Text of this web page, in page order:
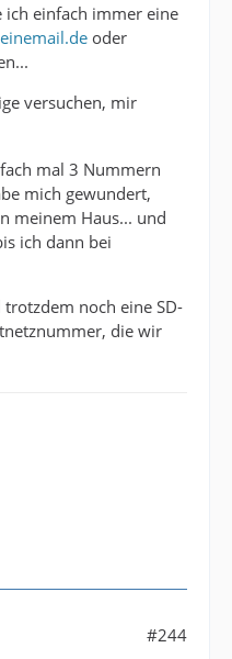
ich einfach immer eine
oder
versuchen, mir
mal 3 Nummern
mich gewundert,
meinem Haus... und
ich dann bei
noch eine SD-
die wir
#244